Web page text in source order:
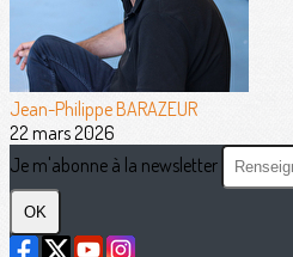
Jean-Philippe BARAZEUR
22 mars 2026
Je m'abonne à la newsletter
OK